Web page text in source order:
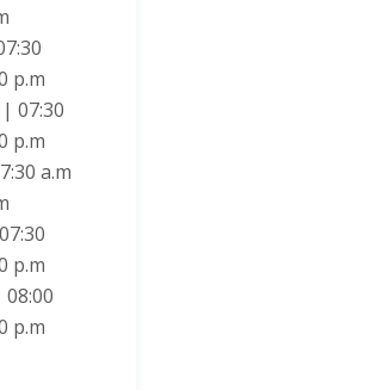
p.m
07:30
p.m
a.m
p.m
p.m